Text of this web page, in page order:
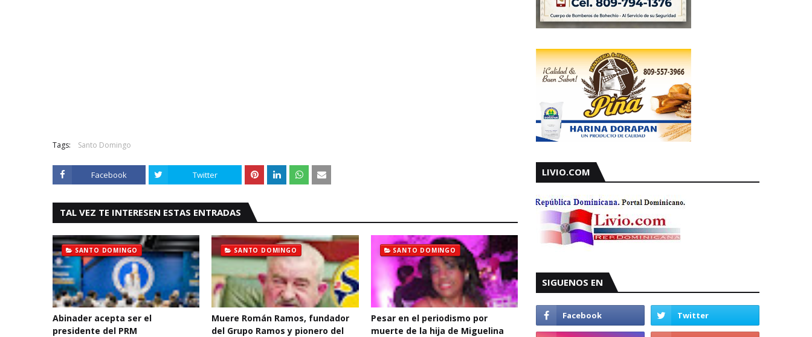
Tags: Santo Domingo
Facebook Twitter
TAL VEZ TE INTERESEN ESTAS ENTRADAS
SANTO DOMINGO
Abinader acepta ser el
presidente del PRM
SANTO DOMINGO
Muere Román Ramos, fundador
del Grupo Ramos y pionero del
SANTO DOMINGO
Pesar en el periodismo por
muerte de la hija de Miguelina
LIVIO.COM
SIGUENOS EN